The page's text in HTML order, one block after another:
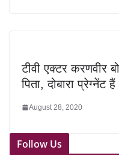
टीवी एक्टर करणवीर
पिता, दोबारा प्रेग्नेंट
August 28, 2020
Follow Us